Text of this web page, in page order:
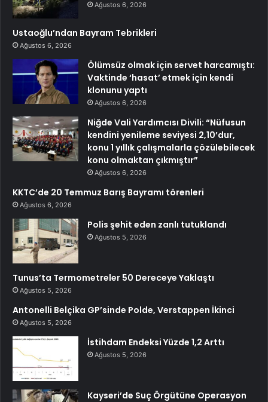
Ağustos 6, 2026
Ustaoğlu’ndan Bayram Tebrikleri
Ağustos 6, 2026
Ölümsüz olmak için servet harcamıştı:
Vaktinde ‘hasat’ etmek için kendi
klonunu yaptı
Ağustos 6, 2026
Niğde Vali Yardımcısı Divili: “Nüfusun
kendini yenileme seviyesi 2,10’dur,
konu 1 yıllık çalışmalarla çözülebilecek
konu olmaktan çıkmıştır”
Ağustos 6, 2026
KKTC’de 20 Temmuz Barış Bayramı törenleri
Ağustos 6, 2026
Polis şehit eden zanlı tutuklandı
Ağustos 5, 2026
Tunus’ta Termometreler 50 Dereceye Yaklaştı
Ağustos 5, 2026
Antonelli Belçika GP’sinde Polde, Verstappen İkinci
Ağustos 5, 2026
İstihdam Endeksi Yüzde 1,2 Arttı
Ağustos 5, 2026
Kayseri’de Suç Örgütüne Operasyon